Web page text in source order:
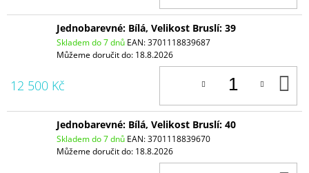
Jednobarevné: Bílá, Velikost Bruslí: 39
Skladem do 7 dnů EAN:3701118839687
Můžeme doručit do: 18.8.2026
12 500 Kč
Jednobarevné: Bílá, Velikost Bruslí: 40
Skladem do 7 dnů EAN:3701118839670
Můžeme doručit do: 18.8.2026